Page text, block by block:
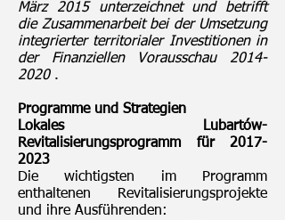
März 2015 unterzeichnet und betrifft
die Zusammenarbeit bei der Umsetzung
integrierter territorialer Investitionen in
der Finanziellen Vorausschau 2014-
2020.
Programme und Strategien
Lokales Lubartów-
Revitalisierungsprogramm für 2017-
2023
Die wichtigsten im Programm
enthaltenen Revitalisierungsprojekte
und ihre Ausführenden: